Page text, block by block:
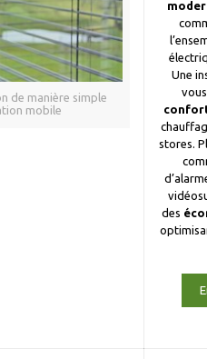
de manière simple
mobile
Une
stores.
des